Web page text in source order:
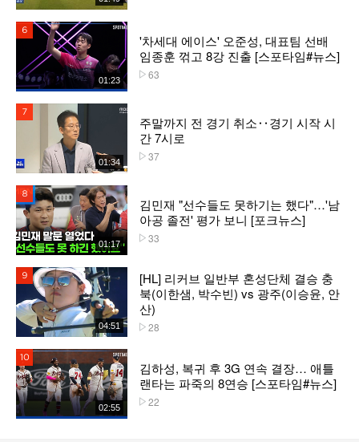
01:23
'차세대 에이스' 오준성, 대표팀 선배
임종훈 꺾고 8강 진출 [스포타임#뉴스]
63
01:34
주말까지 전 경기 취소‥경기 시작 시
간 7시로
37
01:17
김민재 "선수들도 못하기는 했다"…'남
아공 졸전' 평가 보니 [포크뉴스]
33
04:51
[HL] 리커브 일반부 혼성단체 결승 충
북(이한샘, 박수빈) vs 광주(이승윤, 안
산)
28
02:55
김하성, 복귀 후 3G 연속 결장… 애틀
랜타는 파죽의 8연승 [스포타임#뉴스]
22